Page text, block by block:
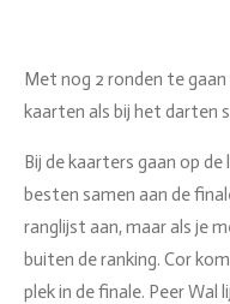
Met nog 2 ronden te
kaarten als bij het darten
Bij de kaarters gaan op
besten samen aan de
ranglijst aan, maar als je
buiten de ranking. Cor
plek in de finale. Peer